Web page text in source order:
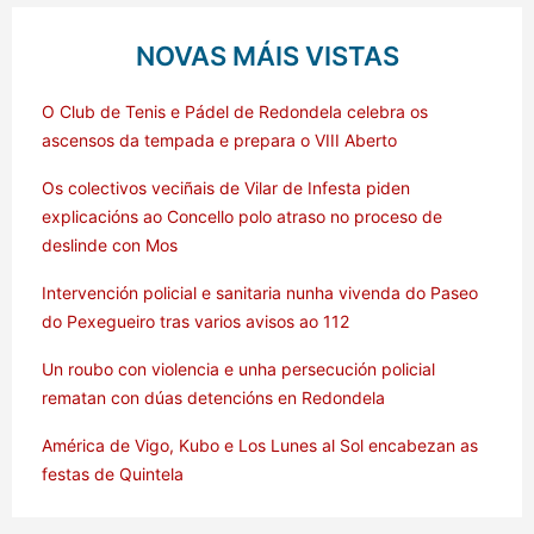
NOVAS MÁIS VISTAS
O Club de Tenis e Pádel de Redondela celebra os
ascensos da tempada e prepara o VIII Aberto
Os colectivos veciñais de Vilar de Infesta piden
explicacións ao Concello polo atraso no proceso de
deslinde con Mos
Intervención policial e sanitaria nunha vivenda do Paseo
do Pexegueiro tras varios avisos ao 112
Un roubo con violencia e unha persecución policial
rematan con dúas detencións en Redondela
América de Vigo, Kubo e Los Lunes al Sol encabezan as
festas de Quintela